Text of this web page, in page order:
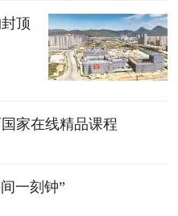
顶
家在线精品课程
一刻钟”